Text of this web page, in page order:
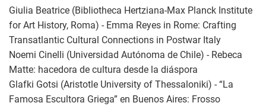
Giulia Beatrice (Bibliotheca Hertziana-Max Planck Institute
for Art History, Roma) - Emma Reyes in Rome: Crafting
Transatlantic Cultural Connections in Postwar Italy
Noemi Cinelli (Universidad Autónoma de Chile) - Rebeca
Matte: hacedora de cultura desde la diáspora
Glafki Gotsi (Aristotle University of Thessaloniki) - “La
Famosa Escultora Griega” en Buenos Aires: Frosso